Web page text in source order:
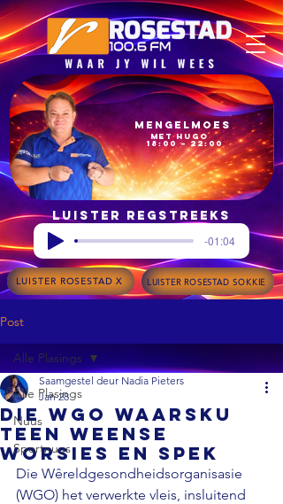
18:00 – 22:00
met Hugo
Mengelmoes
Luister regstreeks
-01:04
LUISTER ROSESTAD X LUISTER ROSESTAD SOKKIE
Post
Alle Plasings
Nuus
Sportnuus
Alle Plasings
Die WGO waarsku
teen Weense
worsies en spek
Saamgestel deur Nadia Pieters
Jan 28
Die Wêreldgesondheidsorganisasie
(WGO) het verwerkte vleis, insluitend